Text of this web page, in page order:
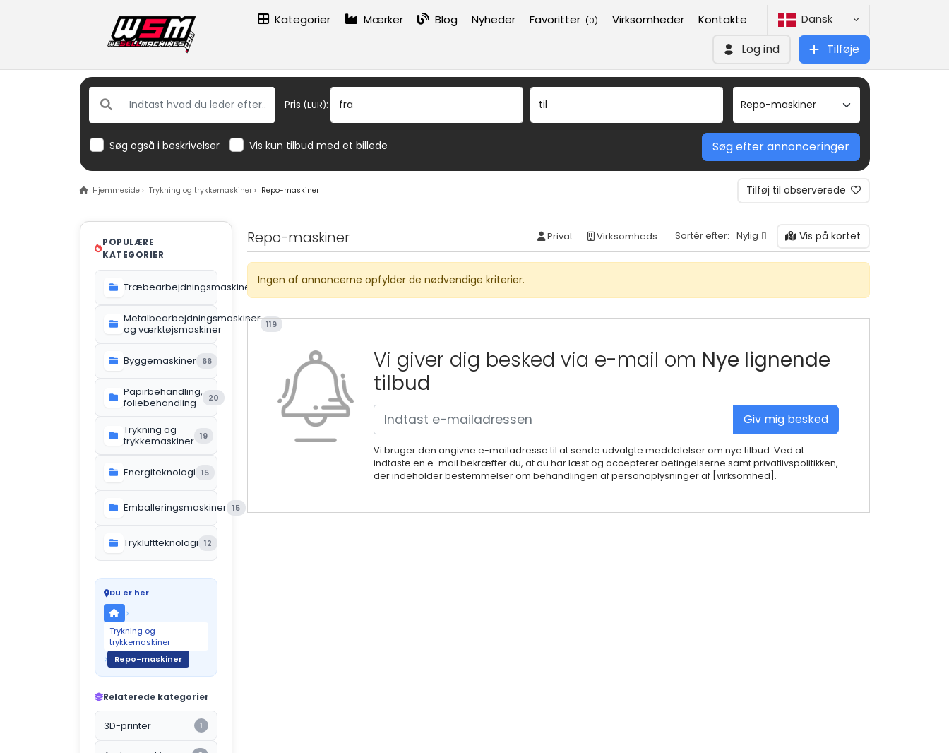
Kategorier Mærker Blog Nyheder Favoritter (0) Virksomheder Kontakte Dansk
Log ind Tilføje
Pris (EUR): fra - til
Søg også i beskrivelser Vis kun tilbud med et billede Søg efter annonceringer
Hjemmeside › Trykning og trykkemaskiner › Repo-maskiner Tilføj til observerede
Repo-maskiner Privat Virksomheds Sortér efter: Nylig Vis på kortet
Ingen af annoncerne opfylder de nødvendige kriterier.
Vi giver dig besked via e-mail om Nye lignende
tilbud
Giv mig besked
Vi bruger den angivne e-mailadresse til at sende udvalgte meddelelser om nye tilbud. Ved at
indtaste en e-mail bekræfter du, at du har læst og accepterer betingelserne samt privatlivspolitikken,
der indeholder bestemmelser om behandlingen af personoplysninger af [virksomhed].
POPULÆRE
KATEGORIER
Træbearbejdningsmaskiner 612
Metalbearbejdningsmaskiner
og værktøjsmaskiner
119
Byggemaskiner 66
Papirbehandling,
foliebehandling
20
Trykning og
trykkemaskiner 19
Energiteknologi 15
Emballeringsmaskiner 15
Trykluftteknologi 12
Du er her
Trykning og
trykkemaskiner
Repo-maskiner
Relaterede kategorier
3D-printer 1